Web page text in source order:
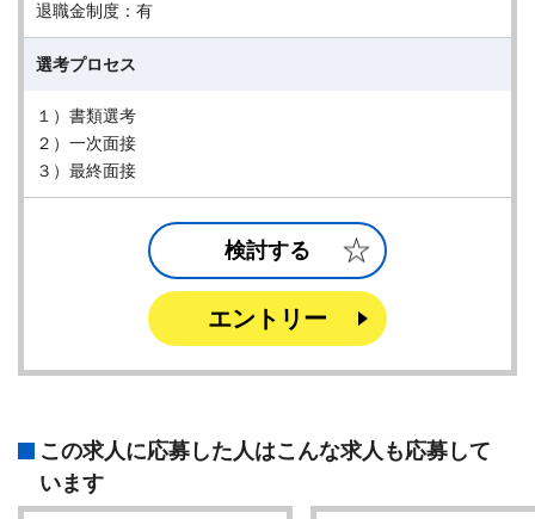
退職金制度：有
選考プロセス
１）書類選考
２）一次面接
３）最終面接
検討する
エントリー
この求人に応募した人はこんな求人も応募して
います